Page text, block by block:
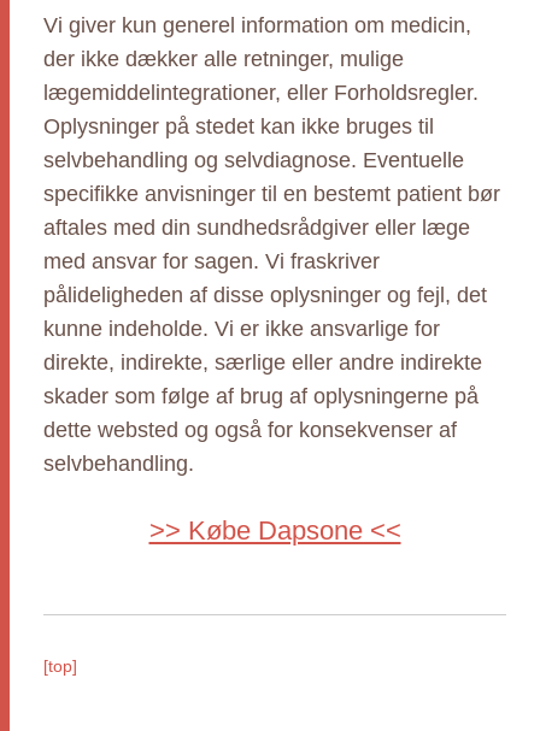
Vi giver kun generel information om medicin,
der ikke dækker alle retninger, mulige
lægemiddelintegrationer, eller Forholdsregler.
Oplysninger på stedet kan ikke bruges til
selvbehandling og selvdiagnose. Eventuelle
specifikke anvisninger til en bestemt patient bør
aftales med din sundhedsrådgiver eller læge
med ansvar for sagen. Vi fraskriver
pålideligheden af disse oplysninger og fejl, det
kunne indeholde. Vi er ikke ansvarlige for
direkte, indirekte, særlige eller andre indirekte
skader som følge af brug af oplysningerne på
dette websted og også for konsekvenser af
selvbehandling.
>> Købe Dapsone <<
[top]